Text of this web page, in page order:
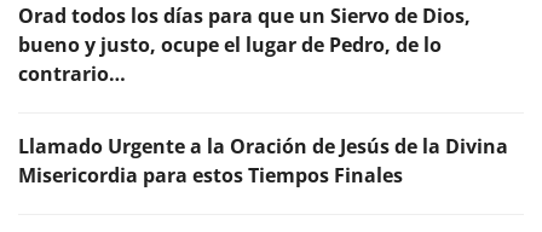
Orad todos los días para que un Siervo de Dios,
bueno y justo, ocupe el lugar de Pedro, de lo
contrario…
Llamado Urgente a la Oración de Jesús de la Divina
Misericordia para estos Tiempos Finales